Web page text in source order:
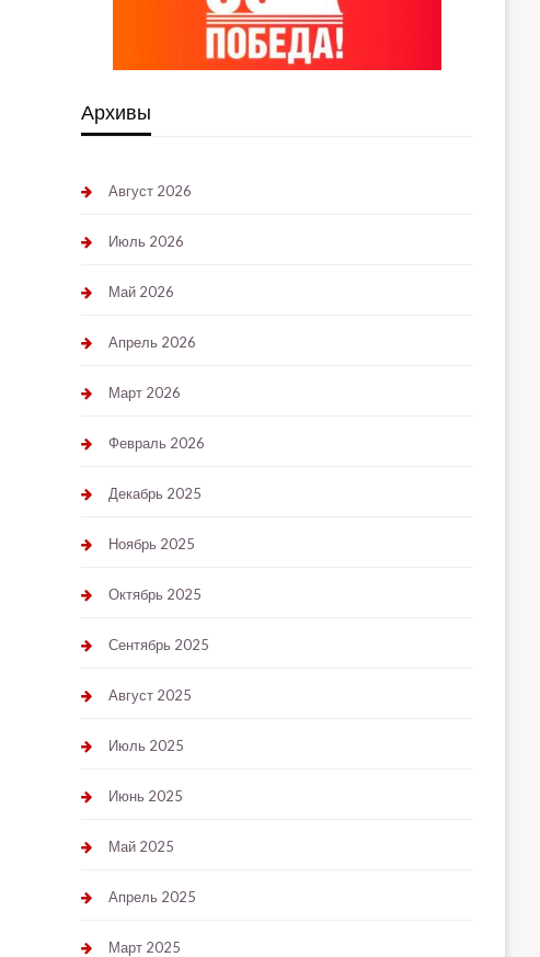
Архивы
Август 2026
Июль 2026
Май 2026
Апрель 2026
Март 2026
Февраль 2026
Декабрь 2025
Ноябрь 2025
Октябрь 2025
Сентябрь 2025
Август 2025
Июль 2025
Июнь 2025
Май 2025
Апрель 2025
Март 2025